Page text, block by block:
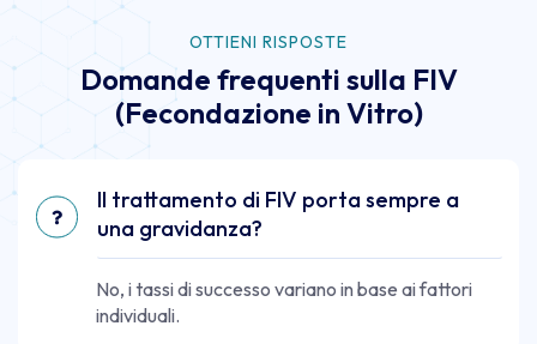
OTTIENI RISPOSTE
Domande frequenti sulla FIV
(Fecondazione in Vitro)
Il trattamento di FIV porta sempre a
una gravidanza?
No, i tassi di successo variano in base ai fattori
individuali.